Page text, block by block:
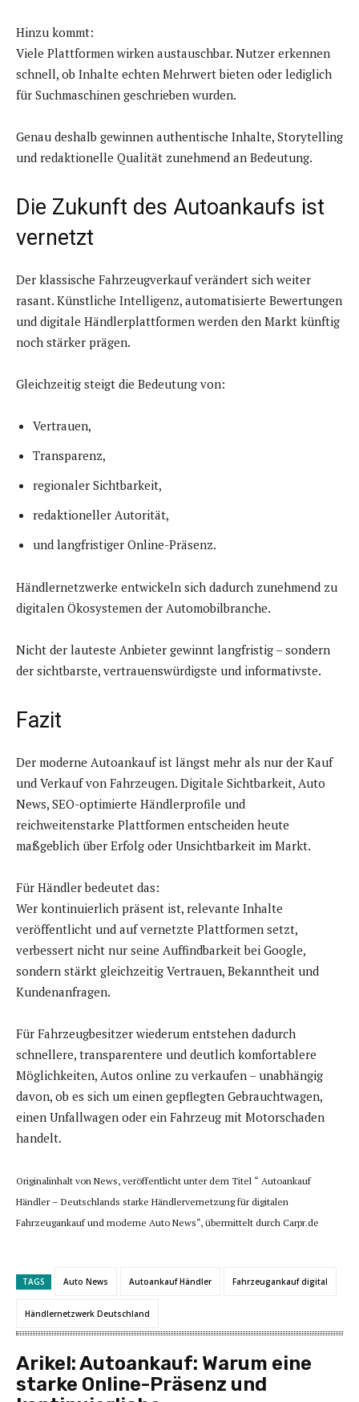
Hinzu kommt:
Viele Plattformen wirken austauschbar. Nutzer erkennen
schnell, ob Inhalte echten Mehrwert bieten oder lediglich
für Suchmaschinen geschrieben wurden.
Genau deshalb gewinnen authentische Inhalte, Storytelling
und redaktionelle Qualität zunehmend an Bedeutung.
Die Zukunft des Autoankaufs ist
vernetzt
Der klassische Fahrzeugverkauf verändert sich weiter
rasant. Künstliche Intelligenz, automatisierte Bewertungen
und digitale Händlerplattformen werden den Markt künftig
noch stärker prägen.
Gleichzeitig steigt die Bedeutung von:
Vertrauen,
Transparenz,
regionaler Sichtbarkeit,
redaktioneller Autorität,
und langfristiger Online-Präsenz.
Händlernetzwerke entwickeln sich dadurch zunehmend zu
digitalen Ökosystemen der Automobilbranche.
Nicht der lauteste Anbieter gewinnt langfristig – sondern
der sichtbarste, vertrauenswürdigste und informativste.
Fazit
Der moderne Autoankauf ist längst mehr als nur der Kauf
und Verkauf von Fahrzeugen. Digitale Sichtbarkeit, Auto
News, SEO-optimierte Händlerprofile und
reichweitenstarke Plattformen entscheiden heute
maßgeblich über Erfolg oder Unsichtbarkeit im Markt.
Für Händler bedeutet das:
Wer kontinuierlich präsent ist, relevante Inhalte
veröffentlicht und auf vernetzte Plattformen setzt,
verbessert nicht nur seine Auffindbarkeit bei Google,
sondern stärkt gleichzeitig Vertrauen, Bekanntheit und
Kundenanfragen.
Für Fahrzeugbesitzer wiederum entstehen dadurch
schnellere, transparentere und deutlich komfortablere
Möglichkeiten, Autos online zu verkaufen – unabhängig
davon, ob es sich um einen gepflegten Gebrauchtwagen,
einen Unfallwagen oder ein Fahrzeug mit Motorschaden
handelt.
Originalinhalt von News, veröffentlicht unter dem Titel “ Autoankauf
Händler – Deutschlands starke Händlervernetzung für digitalen
Fahrzeugankauf und moderne Auto News“, übermittelt durch Carpr.de
TAGS Auto News Autoankauf Händler Fahrzeugankauf digital
Händlernetzwerk Deutschland
Arikel:Autoankauf: Warum eine
starke Online-Präsenz und